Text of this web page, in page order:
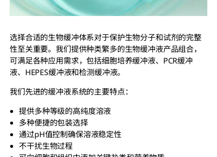
选择合适的生物缓冲体系对于保护生物分子和试剂的完整
性至关重要。我们提供种类繁多的生物缓冲液产品组合，
可满足各种应用需求，包括细胞培养缓冲液、PCR缓冲
液、HEPES缓冲液和检测缓冲液。
我们先进的缓冲液系统的主要特点：
提供多种等级的高纯度溶液
多种便捷的包装选择
通过pH值控制确保溶液稳定性
不干扰生物过程